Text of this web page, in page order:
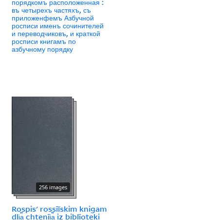
въ четырехъ частяхъ, съ
приложенфемъ Азбучной
росписи именъ сочинителей
и переводчиковъ, и краткой
росписи книгамъ по
азбучному порядку
256 images
Rospisʹ rossīĭskim knigam
dli︠a︡ chtenīi︠a︡ iz biblīoteki